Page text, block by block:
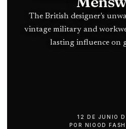
push
Terranova
The British designer's
vintage military and
lasting influence on
12 DE JUNIO
POR NIOOD